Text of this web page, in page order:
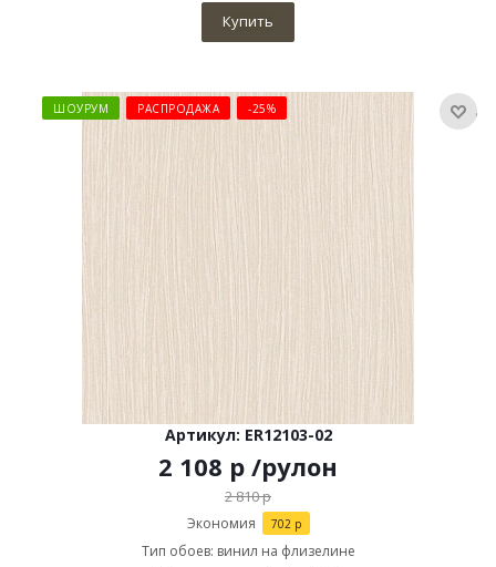
Купить
ШОУРУМ РАСПРОДАЖА -25%
Артикул: ER12103-02
2 108 р /рулон
2 810р
Экономия 702р
Тип обоев: винил на флизелине